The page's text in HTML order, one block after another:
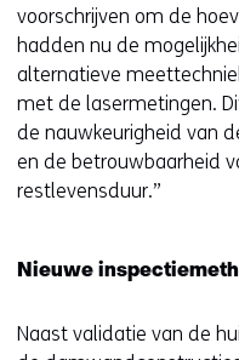
voorschrijven om de
hadden nu de
alternatieve
met de lasermetingen.
de nauwkeurigheid van
en de betrouwbaarheid
restlevensduur.”
Nieuwe
Naast validatie van de